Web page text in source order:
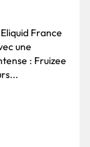
France
une
: Fruizee